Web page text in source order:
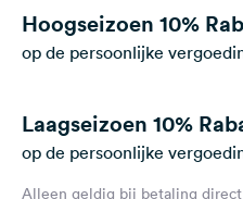
Nieuwsbrief
Feedback
Taal:
Nederlands
Hoogseizoen 10%
op de persoonlijke
Laagseizoen 10%
op de persoonlijke
Alleen geldig bij betaling